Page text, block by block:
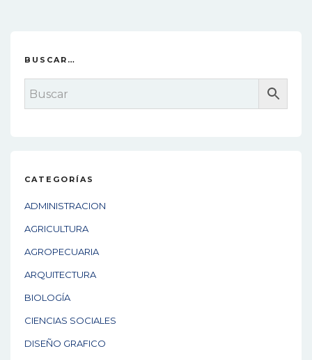
BUSCAR…
CATEGORÍAS
ADMINISTRACION
AGRICULTURA
AGROPECUARIA
ARQUITECTURA
BIOLOGÍA
CIENCIAS SOCIALES
DISEÑO GRAFICO